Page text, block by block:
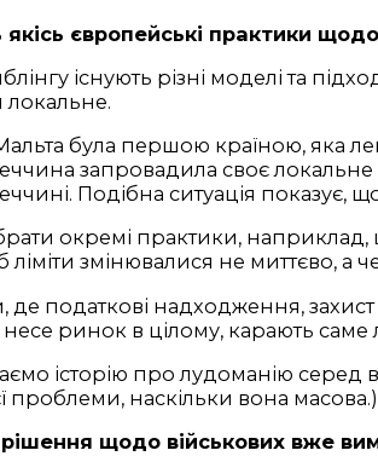
європейські практики
існують різні моделі та
була першою країною, яка
запровадила своє локальне
Подібна ситуація показує,
окремі практики, наприклад,
змінювалися не миттєво, а
де податкові надходження,
ринок в цілому, карають
історію про лудоманію серед
проблеми, наскільки вона
щодо військових вже